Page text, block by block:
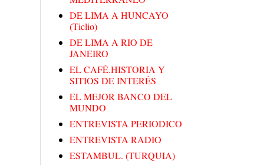
DE LIMA A HUNCAYO
(Ticlio)
DE LIMA A RIO DE
JANEIRO
EL CAFÉ.HISTORIA Y
SITIOS DE INTERÉS
EL MEJOR BANCO DEL
MUNDO
ENTREVISTA PERIODICO
ENTREVISTA RADIO
ESTAMBUL. (TURQUIA)